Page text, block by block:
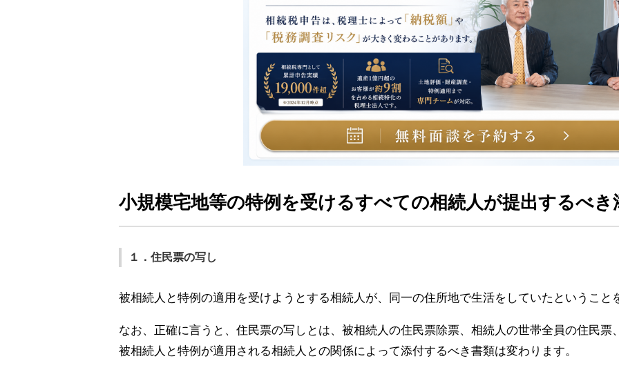
小規模宅地等の特例を受けるすべての相続人が提出するべき
１．住民票の写し
被相続人と特例の適用を受けようとする相続人が、同一の住所地で生活をしていたということ
なお、正確に言うと、住民票の写しとは、被相続人の住民票除票、相続人の世帯全員の住民票
被相続人と特例が適用される相続人との関係によって添付するべき書類は変わります。